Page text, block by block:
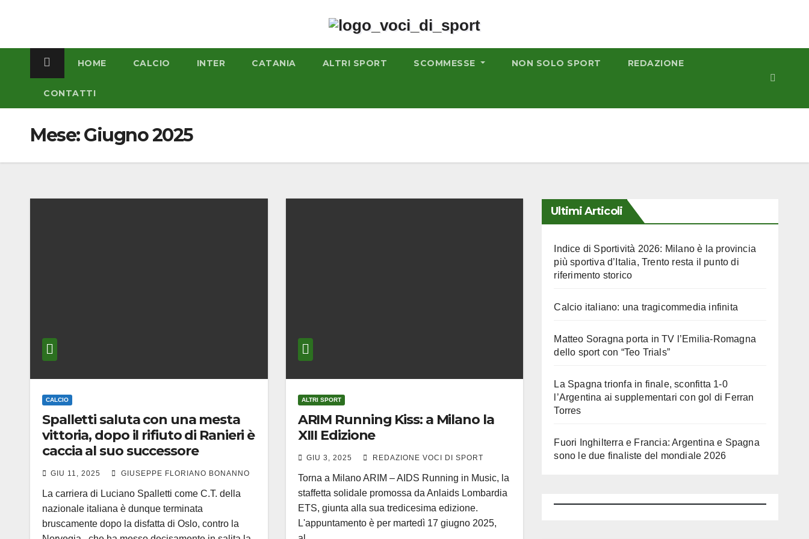
HOME CALCIO INTER CATANIA ALTRI SPORT SCOMMESSE NON SOLO SPORT REDAZIONE
CONTATTI
Mese:Giugno 2025
CALCIO
Spalletti saluta con una mesta
vittoria, dopo il rifiuto di Ranieri è
caccia al suo successore
GIU 11, 2025 GIUSEPPE FLORIANO BONANNO
La carriera di Luciano Spalletti come C.T. della
nazionale italiana è dunque terminata
bruscamente dopo la disfatta di Oslo, contro la
ALTRI SPORT
ARIM Running Kiss: a Milano la
XIII Edizione
GIU 3, 2025 REDAZIONE VOCI DI SPORT
Torna a Milano ARIM – AIDS Running in Music, la
staffetta solidale promossa da Anlaids Lombardia
ETS, giunta alla sua tredicesima edizione.
L'appuntamento è per martedì 17 giugno 2025,
Ultimi Articoli
Indice di Sportività 2026: Milano è la provincia
più sportiva d’Italia, Trento resta il punto di
riferimento storico
Calcio italiano: una tragicommedia infinita
Matteo Soragna porta in TV l’Emilia-Romagna
dello sport con “Teo Trials”
La Spagna trionfa in finale, sconfitta 1-0
l’Argentina ai supplementari con gol di Ferran
Torres
Fuori Inghilterra e Francia: Argentina e Spagna
sono le due finaliste del mondiale 2026